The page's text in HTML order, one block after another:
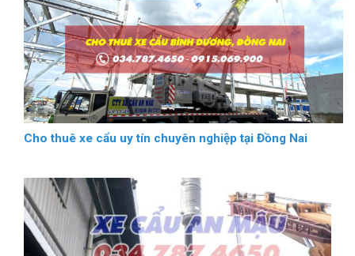
Cho thuê xe cẩu uy tín chuyên nghiệp tại Đồng Nai